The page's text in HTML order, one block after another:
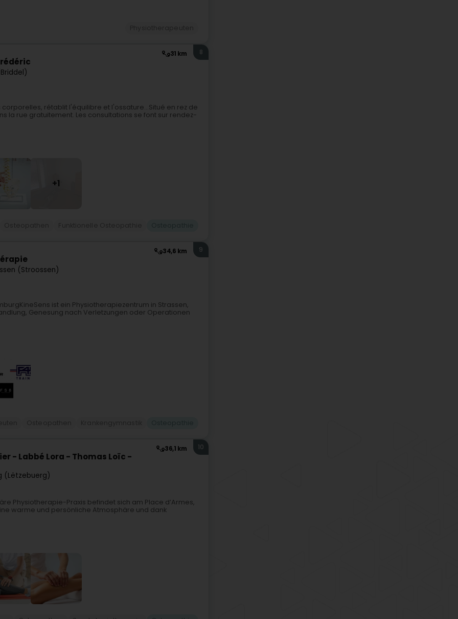
31 km 8
rétablit l'équilibre et l'ossature...Situé en rez de
la rue gratuitement. Les consultations se font sur rendez-
+1
34,6 km
(Stroossen)
9
ist ein Physiotherapiezentrum in Strassen,
Genesung nach Verletzungen oder Operationen
36,1 km
- Labbé Lora - Thomas Loïc -
(Lëtzebuerg)
10
Physiotherapie-Praxis befindet sich am Place d’Armes,
warme und persönliche Atmosphäre und dank